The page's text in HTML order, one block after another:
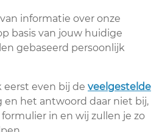
informatie over onze
basis van jouw huidige
gebaseerd persoonlijk
eerst even bij de veelgestelde
en het antwoord daar niet bij,
in en wij zullen je zo